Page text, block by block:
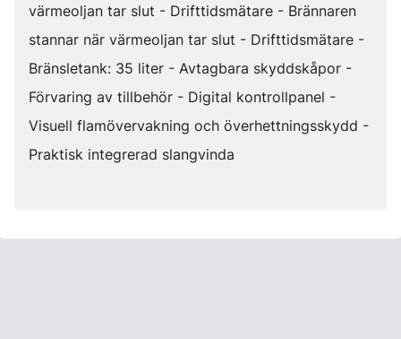
värmeoljan tar slut - Drifttidsmätare - Brännaren
stannar när värmeoljan tar slut - Drifttidsmätare -
Bränsletank: 35 liter - Avtagbara skyddskåpor -
Förvaring av tillbehör - Digital kontrollpanel -
Visuell flamövervakning och överhettningsskydd -
Praktisk integrerad slangvinda